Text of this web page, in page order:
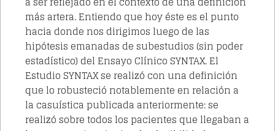
más artera. Entiendo que hoy éste es el punto
hacia donde nos dirigimos luego de las
hipótesis emanadas de subestudios (sin poder
estadístico) del Ensayo Clínico SYNTAX. El
Estudio SYNTAX se realizó con una definición
que lo robusteció notablemente en relación a
la casuística publicada anteriormente: se
realizó sobre todos los pacientes que llegaban a